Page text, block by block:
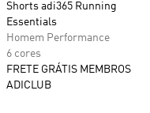
Shorts adi365 Running
Essentials
Homem Performance
6 cores
FRETE GRÁTIS MEMBROS
ADICLUB